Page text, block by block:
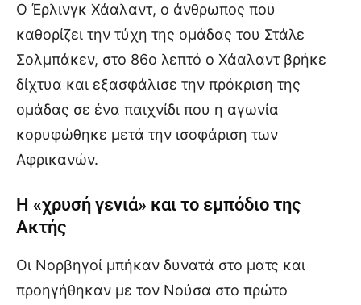
Ο Έρλινγκ Χάαλαντ, ο άνθρωπος που
καθορίζει την τύχη της ομάδας του Στάλε
Σολμπάκεν, στο 86ο λεπτό ο Χάαλαντ βρήκε
δίχτυα και εξασφάλισε την πρόκριση της
ομάδας σε ένα παιχνίδι που η αγωνία
κορυφώθηκε μετά την ισοφάριση των
Αφρικανών.
Η «χρυσή γενιά» και το εμπόδιο της
Ακτής
Οι Νορβηγοί μπήκαν δυνατά στο ματς και
προηγήθηκαν με τον Νούσα στο πρώτο